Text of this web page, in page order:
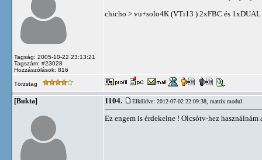
Tagság: 2005-10-22 23:13:21
Tagszám: #23028
Hozzászólások: 816
chicho > vu+solo4K (VTi13 ) 2xFBC és
Törzstag
[Bukta] 1104. Elküldve: 2012-07-02 22:09:38, matrix modul
Ez engem is érdekelne ! Olcsótv-hez